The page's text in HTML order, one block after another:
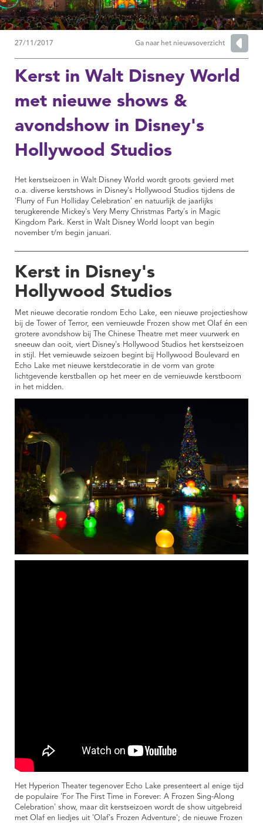
27/11/2017 Ga naar het nieuwsoverzicht
Kerst in Walt Disney World
met nieuwe shows &
avondshow in Disney's
Hollywood Studios
Het kerstseizoen in Walt Disney World wordt groots gevierd met
o.a. diverse kerstshows in Disney's Hollywood Studios tijdens de
'Flurry of Fun Holliday Celebration' en natuurlijk de jaarlijks
terugkerende Mickey's Very Merry Christmas Party's in Magic
Kingdom Park. Kerst in Walt Disney World loopt van begin
november t/m begin januari.
Kerst in Disney's
Hollywood Studios
Met nieuwe decoratie rondom Echo Lake, een nieuwe projectieshow
bij de Tower of Terror, een vernieuwde Frozen show met Olaf én een
grotere avondshow bij The Chinese Theatre met meer vuurwerk en
sneeuw dan ooit, viert Disney's Hollywood Studios het kerstseizoen
in stijl. Het vernieuwde seizoen begint bij Hollywood Boulevard en
Echo Lake met nieuwe kerstdecoratie in de vorm van grote
lichtgevende kerstballen op het meer en de vernieuwde kerstboom
in het midden.
Het Hyperion Theater tegenover Echo Lake presenteert al enige tijd
de populaire 'For The First Time in Forever: A Frozen Sing-Along
Celebration' show, maar dit kerstseizoen wordt de show uitgebreid
met Olaf en liedjes uit 'Olaf's Frozen Adventure'; de nieuwe Frozen